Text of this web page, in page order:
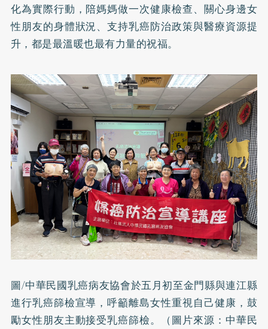
化為實際行動，陪媽媽做一次健康檢查、關心身邊女
性朋友的身體狀況、支持乳癌防治政策與醫療資源提
升，都是最溫暖也最有力量的祝福。
圖/中華民國乳癌病友協會於五月初至金門縣與連江縣
進行乳癌篩檢宣導，呼籲離島女性重視自己健康，鼓
勵女性朋友主動接受乳癌篩檢。（圖片來源：中華民